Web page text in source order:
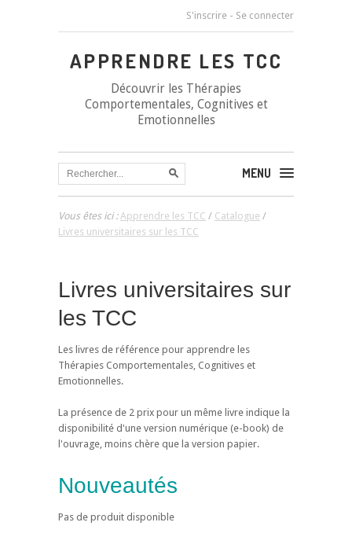
S'inscrire - Se connecter
APPRENDRE LES TCC
Découvrir les Thérapies
Comportementales, Cognitives et
Emotionnelles
MENU
Vous êtes ici :Apprendre les TCC / Catalogue /
Livres universitaires sur les TCC
Livres universitaires sur
les TCC
Les livres de référence pour apprendre les
Thérapies Comportementales, Cognitives et
Emotionnelles.
La présence de 2 prix pour un même livre indique la
disponibilité d'une version numérique (e-book) de
l'ouvrage, moins chère que la version papier.
Nouveautés
Pas de produit disponible